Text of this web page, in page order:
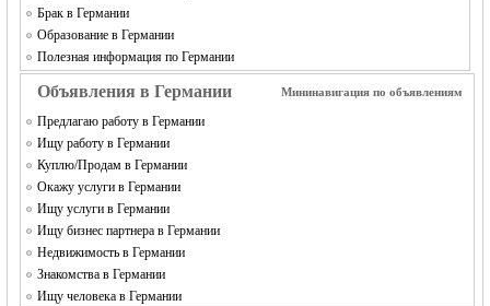
Брак в Германии
Образование в Германии
Полезная информация по Германии
Объявления в Германии Мининавигация по объявлениям
Предлагаю работу в Германии
Ищу работу в Германии
Куплю/Продам в Германии
Окажу услуги в Германии
Ищу услуги в Германии
Ищу бизнес партнера в Германии
Недвижимость в Германии
Знакомства в Германии
Ищу человека в Германии